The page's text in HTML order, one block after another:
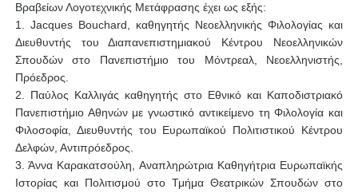
Βραβείων Λογοτεχνικής Μετάφρασης έχει ως εξής:
1. Jacques Bouchard, καθηγητής Νεοελληνικής Φιλολογίας και
Διευθυντής του Διαπανεπιστημιακού Κέντρου Νεοελληνικών
Σπουδών στο Πανεπιστήμιο του Μόντρεαλ, Νεοελληνιστής,
Πρόεδρος.
2. Παύλος Καλλιγάς καθηγητής στο Εθνικό και Καποδιστριακό
Πανεπιστήμιο Αθηνών με γνωστικό αντικείμενο τη Φιλολογία και
Φιλοσοφία, Διευθυντής του Ευρωπαϊκού Πολιτιστικού Κέντρου
Δελφών, Αντιπρόεδρος.
3. Άννα Καρακατσούλη, Αναπληρώτρια Καθηγήτρια Ευρωπαϊκής
Ιστορίας και Πολιτισμού στο Τμήμα Θεατρικών Σπουδών στο